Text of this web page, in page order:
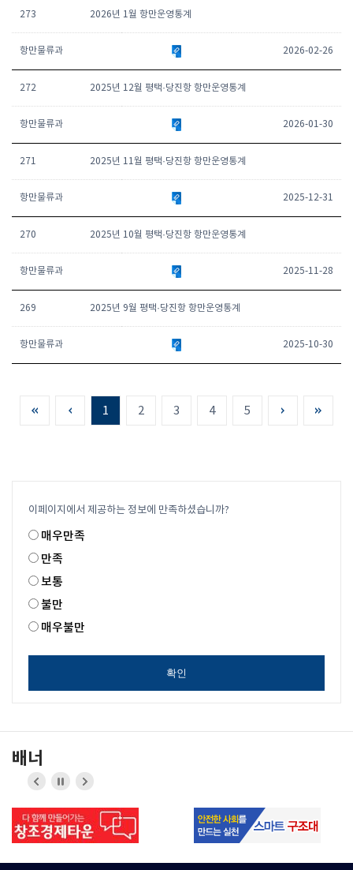
273 2026년 1월 항만운영통계
항만물류과 2026-02-26
272 2025년 12월 평택·당진항 항만운영통계
항만물류과 2026-01-30
271 2025년 11월 평택·당진항 항만운영통계
항만물류과 2025-12-31
270 2025년 10월 평택·당진항 항만운영통계
항만물류과 2025-11-28
269 2025년 9월 평택·당진항 항만운영통계
항만물류과 2025-10-30
1 2 3 4 5
이페이지에서 제공하는 정보에 만족하셨습니까?
매우만족
만족
보통
불만
매우불만
확인
배너
이전
정지
다음